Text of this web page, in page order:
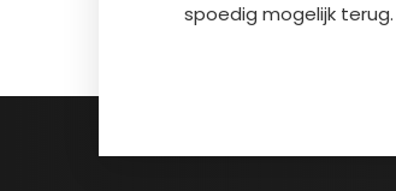
spoedig mogelijk terug.